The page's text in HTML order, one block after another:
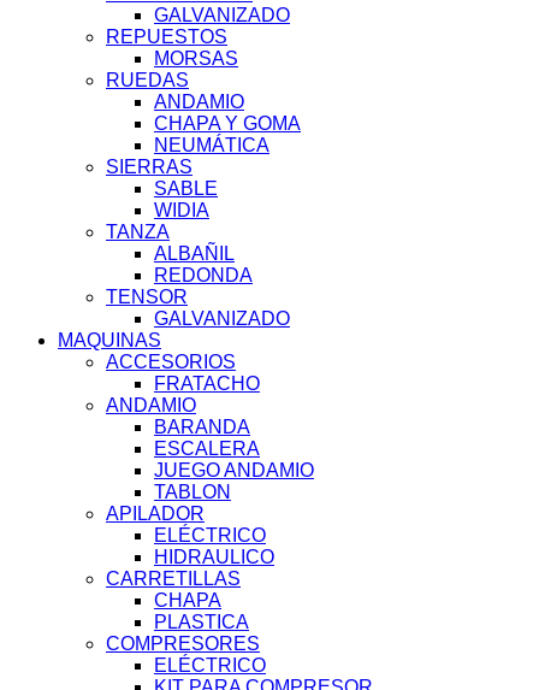
GALVANIZADO
REPUESTOS
MORSAS
RUEDAS
ANDAMIO
CHAPA Y GOMA
NEUMÁTICA
SIERRAS
SABLE
WIDIA
TANZA
ALBAÑIL
REDONDA
TENSOR
GALVANIZADO
MAQUINAS
ACCESORIOS
FRATACHO
ANDAMIO
BARANDA
ESCALERA
JUEGO ANDAMIO
TABLON
APILADOR
ELÉCTRICO
HIDRAULICO
CARRETILLAS
CHAPA
PLASTICA
COMPRESORES
ELÉCTRICO